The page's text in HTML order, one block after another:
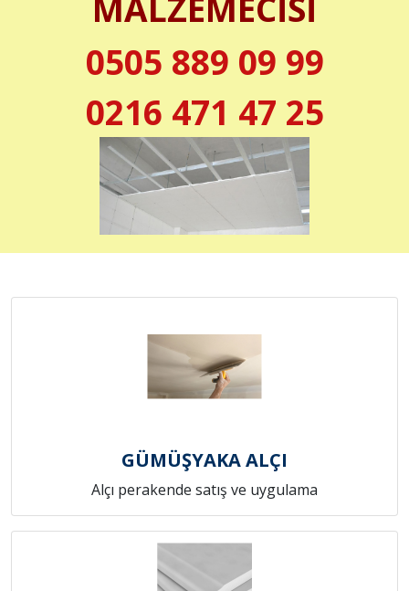
0505 889 09 99
0216 471 47 25
GÜMÜŞYAKA ALÇI
Alçı perakende satış ve uygulama